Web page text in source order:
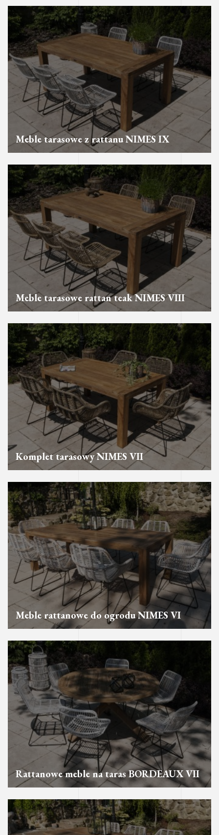
Meble tarasowe z rattanu NIMES IX
Meble tarasowe rattan teak NIMES VIII
Komplet tarasowy NIMES VII
Meble rattanowe do ogrodu NIMES VI
Rattanowe meble na taras BORDEAUX VII